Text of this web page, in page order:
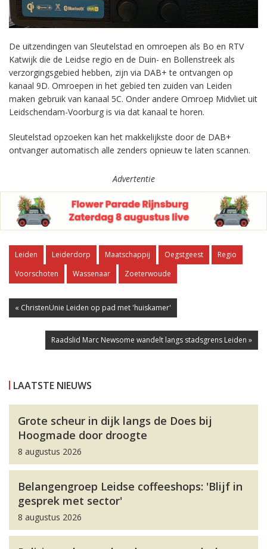
De uitzendingen van Sleutelstad en omroepen als Bo en RTV
Katwijk die de Leidse regio en de Duin- en Bollenstreek als
verzorgingsgebied hebben, zijn via DAB+ te ontvangen op
kanaal 9D. Omroepen in het gebied ten zuiden van Leiden
maken gebruik van kanaal 5C. Onder andere Omroep Midvliet uit
Leidschendam-Voorburg is via dat kanaal te horen.
Sleutelstad opzoeken kan het makkelijkste door de DAB+
ontvanger automatisch alle zenders opnieuw te laten scannen.
Advertentie
Leiden Leiderdorp Maatschappij Oegstgeest
Regio
Voorschoten
Wassenaar Zoeterwoude
« ChristenUnie Leiden op pad met 'huiskamer'
Raadslid Marc Newsome wandelt langs stadsgrens Leiden »
LAATSTE NIEUWS
Grote scheur in dijk langs de Does bij
Hoogmade door droogte
8 augustus 2026
Belangengroep Leidse coffeeshops: 'Blijf in
gesprek met sector'
8 augustus 2026